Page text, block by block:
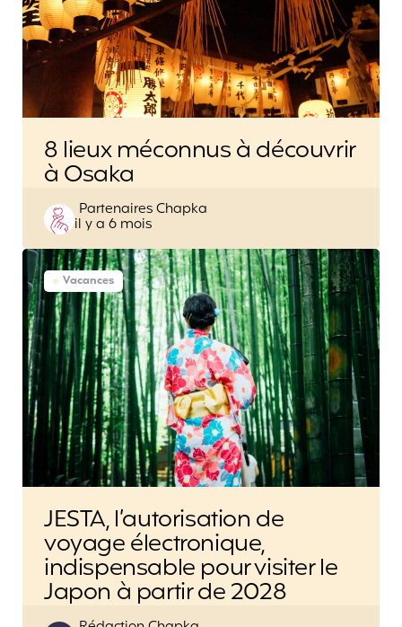
8 lieux méconnus à découvrir
à Osaka
Posted
by
Partenaires Chapka
il y a 6 mois
Vacances
JESTA, l’autorisation de
voyage électronique,
indispensable pour visiter le
Japon à partir de 2028